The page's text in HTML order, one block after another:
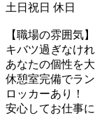
土日祝日 休日
【職場の雰囲気】
キバツ過ぎなけ
あなたの個性を
休憩室完備でラ
ロッカーあり！
安心してお仕事